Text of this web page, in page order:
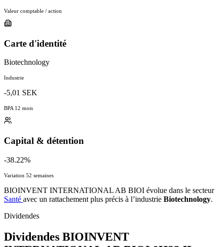
Valeur comptable / action
Carte d'identité
Biotechnology
Industrie
-5,01 SEK
BPA 12 mois
Capital & détention
-38.22%
Variation 52 semaines
BIOINVENT INTERNATIONAL AB BIOI évolue dans le secteur
Santé avec un rattachement plus précis à l’industrie Biotechnology.
Dividendes
Dividendes BIOINVENT